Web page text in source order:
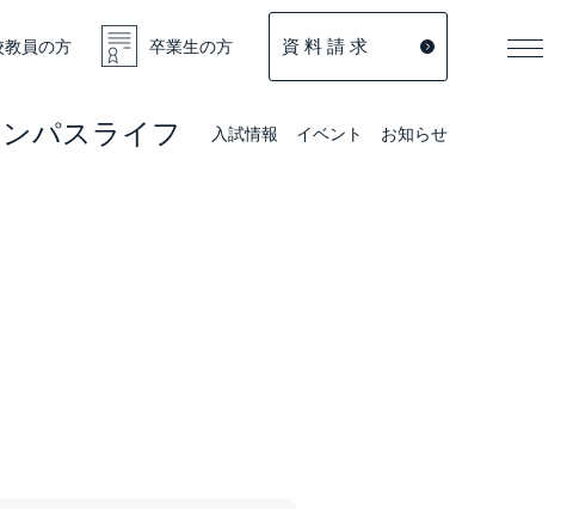
教員の方 卒業生の方 資 料 請 求
パスライフ 入試情報 イベント お知らせ